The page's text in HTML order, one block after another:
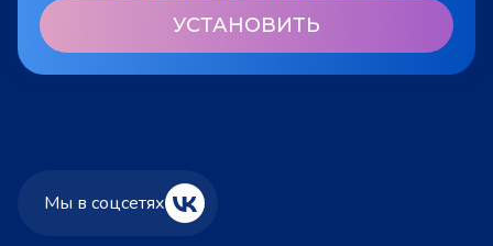
УСТАНОВИТЬ
Мы в соцсетях